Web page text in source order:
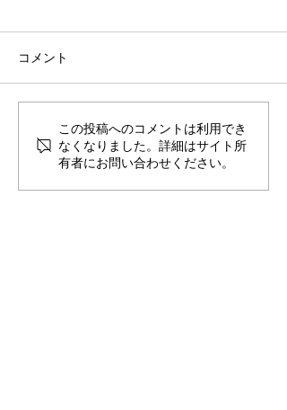
JASPASは、ウクライナ
避難民生活支援を応援し
ています。
コメント
この投稿へのコメントは利用でき
なくなりました。詳細はサイト所
有者にお問い合わせください。